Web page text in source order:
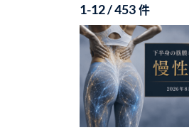
1-12 / 453件